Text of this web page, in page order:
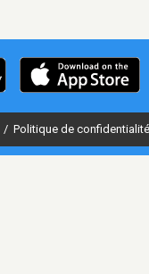
/ Politique de confidentialité